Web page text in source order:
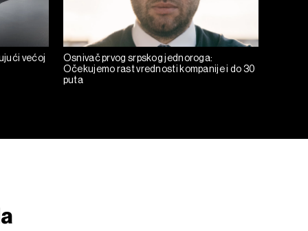
većoj
Osnivač prvog srpskog jednoroga:
Očekujemo rast vrednosti kompanije i do 30
puta